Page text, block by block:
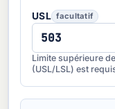
USL facultatif
Limite supérieure
(USL/LSL) est